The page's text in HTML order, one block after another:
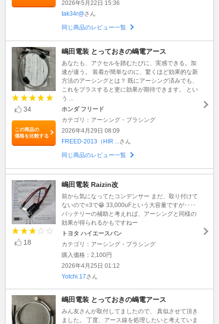
2026年5月22日 15:36
tak34r@さん
同じ商品のレビュー一覧
34
この商品の
価格を比較する
嶋田電装 とっておきの嶋電アース
あなたも、アクセルを踏むたびに、実感できる。加
速が違う。 装着が簡単なのに、驚くほど効果的な新
方法のアーシングとは？ 既にアーシング済みでも、
これをプラスすると更に効果が期待できます。 とい
う ...
ホンダ フリード
カテゴリ：アーシング・プラシング
2026年4月29日 08:09
FREED-2013（HIR ... さん
同じ商品のレビュー一覧
18
嶋田電装 Raizin改
前から気になってたコンデンサー まだ、取り付けて
ないので⭐3で😁 33,000uFという大容量ですが‥‥
バッテリーの補助と考えれば、アーシングと同様の
効果が得られるかもですねー
トヨタ ハイエースバン
カテゴリ：アーシング・プラシング
購入価格：2,100円
2026年4月25日 01:12
Yotchi.17さん
嶋田電装 とっておきの嶋電アース
みん友さんが取付してましたので、 真似させて頂き
ました。 丁度、アース線を処理したいと考えていま